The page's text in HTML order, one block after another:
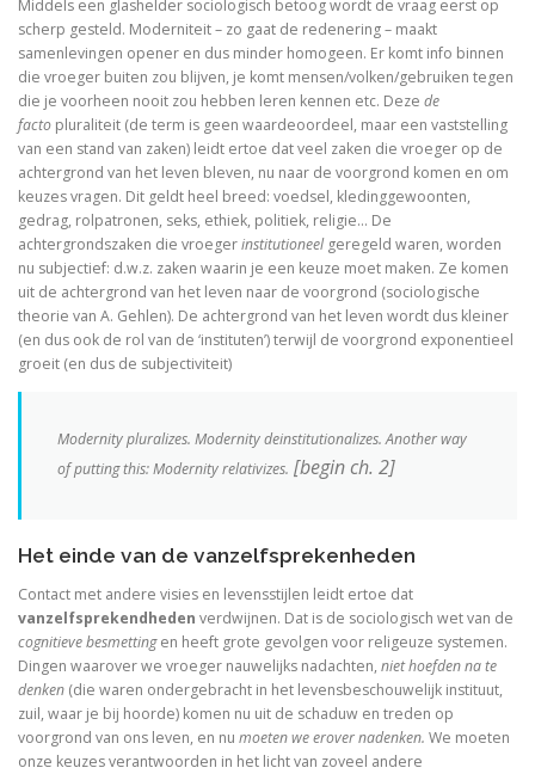
Ecce Philosophus. Leven en werk
Trialoog.
De ontdekking van het Nieuwe Testament
Vergeten rijkdom
Ontluikend christendom
over identiteit
Erasmus: Sometimes a Spin Doctor is Right
God is een vluchteling. De terugkeer van het
I judge no one. A political life of Jesus
De evolutie van De Bijbel
On Time, Punctuality, and Discipline in Early
Bach, muziek als een wenk uit de hemel
Middels een glashelder sociologisch betoog wordt de vraag eerst op
scherp gesteld. Moderniteit – zo gaat de redenering – maakt
samenlevingen opener en dus minder homogeen. Er komt info binnen
die vroeger buiten zou blijven, je komt mensen/volken/gebruiken tegen
die je voorheen nooit zou hebben leren kennen etc. Deze de
facto pluraliteit (de term is geen waardeoordeel, maar een vaststelling
van een stand van zaken) leidt ertoe dat veel zaken die vroeger op de
achtergrond van het leven bleven, nu naar de voorgrond komen en om
keuzes vragen. Dit geldt heel breed: voedsel, kledinggewoonten,
gedrag, rolpatronen, seks, ethiek, politiek, religie… De
achtergrondszaken die vroegerinstitutioneel geregeld waren, worden
nu subjectief: d.w.z. zaken waarin je een keuze moet maken. Ze komen
uit de achtergrond van het leven naar de voorgrond (sociologische
theorie van A. Gehlen). De achtergrond van het leven wordt dus kleiner
(en dus ook de rol van de ‘instituten’) terwijl de voorgrond exponentieel
groeit (en dus de subjectiviteit)
Modernity pluralizes. Modernity deinstitutionalizes. Another way
of putting this: Modernity relativizes. [begin ch. 2]
Het einde van de vanzelfsprekenheden
Contact met andere visies en levensstijlen leidt ertoe dat
vanzelfsprekendheden verdwijnen. Dat is de sociologisch wet van de
cognitieve besmettingen heeft grote gevolgen voor religeuze systemen.
Dingen waarover we vroeger nauwelijks nadachten, niet hoefden na te
denken (die waren ondergebracht in het levensbeschouwelijk instituut,
zuil, waar je bij hoorde) komen nu uit de schaduw en treden op
voorgrond van ons leven, en nu moeten we erover nadenken. We moeten
onze keuzes verantwoorden in het licht van zoveel andere